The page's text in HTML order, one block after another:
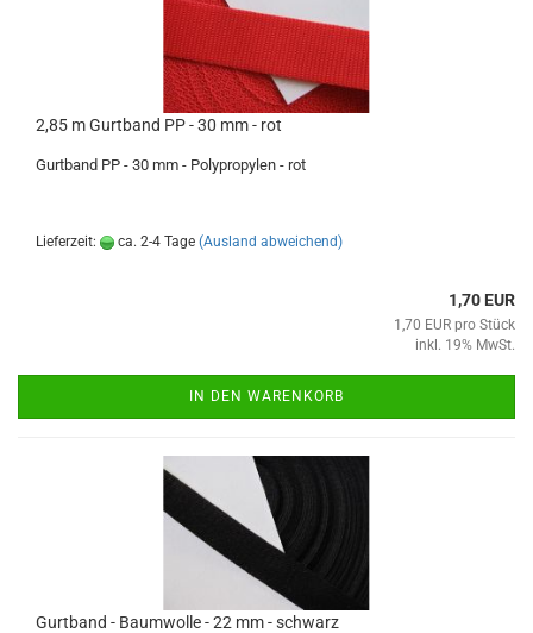
2,85 m Gurtband PP - 30 mm - rot
Gurtband PP - 30 mm - Polypropylen - rot
Lieferzeit: ca. 2-4 Tage (Ausland abweichend)
1,70 EUR
1,70 EUR pro Stück
inkl. 19% MwSt.
IN DEN WARENKORB
Gurtband - Baumwolle - 22 mm - schwarz